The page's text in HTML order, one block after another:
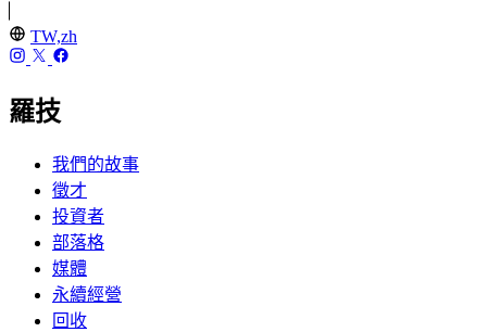
TW,zh
羅技
我們的故事
徵才
投資者
部落格
媒體
永續經營
回收